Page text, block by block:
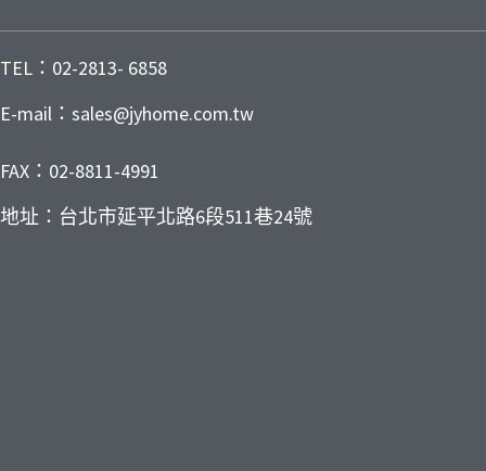
TEL：02-2813- 6858
E-mail：sales@jyhome.com.tw
FAX：02-8811-4991
地址：台北市延平北路6段511巷24號